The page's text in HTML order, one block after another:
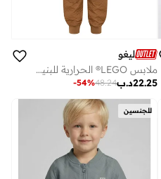
ليغو
ملابس LEGO® الحرارية للبنين والبنات
د.ب22.25
48.24
-54%
للجنسين